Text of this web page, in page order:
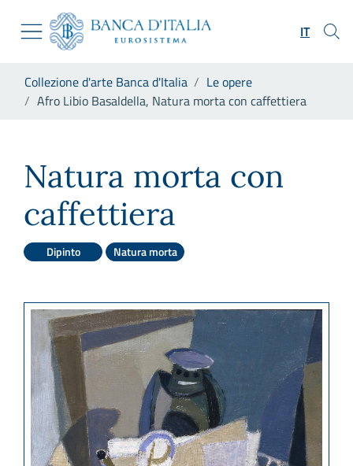
Skip to Main Content
Vai al sito istituzionale
Vai al menu di navigazione
Vai alla ricerca
Vai al footer
IT
Collezione d'arte Banca d'Italia
Le opere
Afro Libio Basaldella, Natura morta con caffettiera
Natura morta con
caffettiera
Dipinto Natura morta